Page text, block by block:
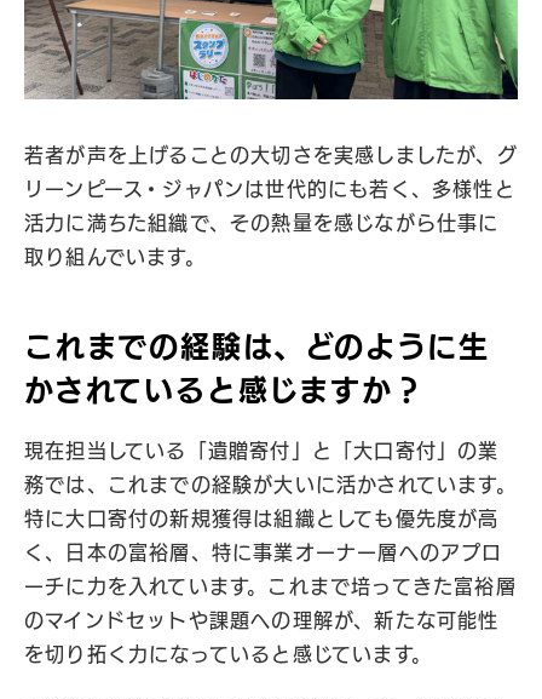
若者が声を上げることの大切さを実感しましたが、グ
リーンピース・ジャパンは世代的にも若く、多様性と
活力に満ちた組織で、その熱量を感じながら仕事に
取り組んでいます。
これまでの経験は、どのように生
かされていると感じますか？
現在担当している「遺贈寄付」と「大口寄付」の業
務では、これまでの経験が大いに活かされています。
特に大口寄付の新規獲得は組織としても優先度が高
く、日本の富裕層、特に事業オーナー層へのアプロ
ーチに力を入れています。これまで培ってきた富裕層
のマインドセットや課題への理解が、新たな可能性
を切り拓く力になっていると感じています。